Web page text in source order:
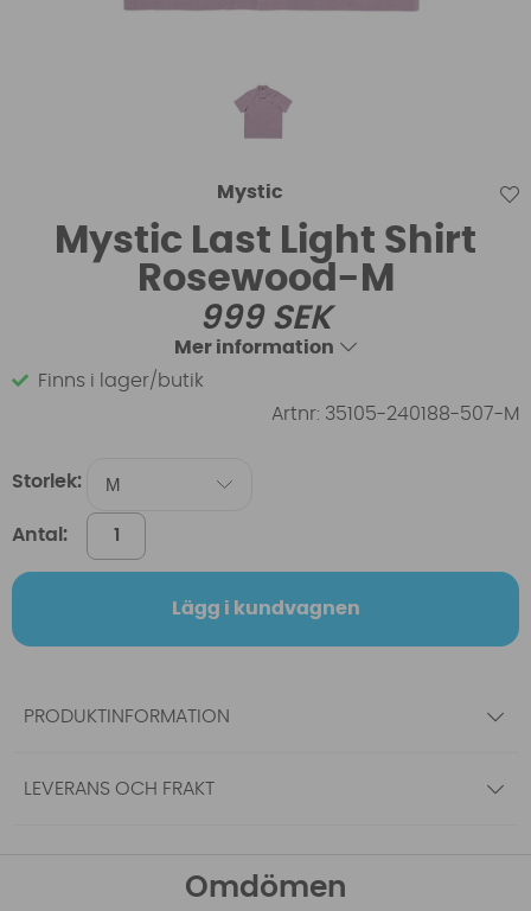
Mystic
Mystic Last Light Shirt
Rosewood-M
999SEK
Mer information
Finns i lager/butik
Artnr: 35105-240188-507-M
Storlek:
Antal:
Lägg i kundvagnen
PRODUKTINFORMATION
LEVERANS OCH FRAKT
Omdömen